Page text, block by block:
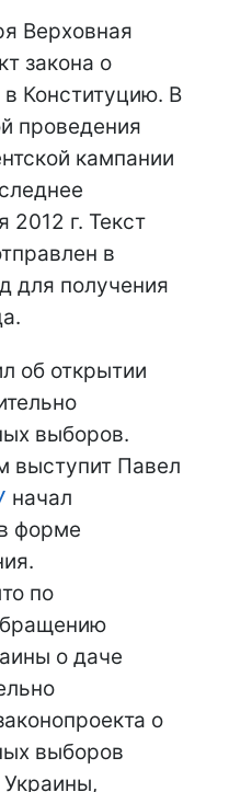
Верховная
закона о
Конституцию. В
проведения
кампании
2012 г. Текст
в
для получения
об открытии
выборов.
выступит Павел
начал
форме
по
о даче
о
выборов